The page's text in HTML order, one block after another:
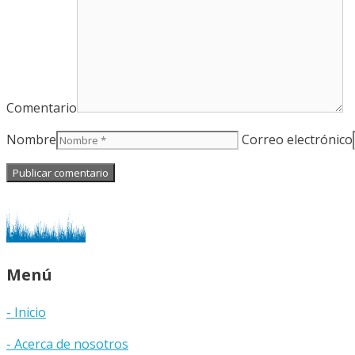
Comentario
Nombre
Correo electrónico
Menú
- Inicio
- Acerca de nosotros